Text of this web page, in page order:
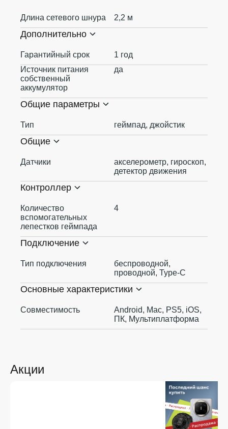
Акции
Длина сетевого шнура 2,2 м
Дополнительно
Гарантийный срок
1 год
Источник питания
собственный
аккумулятор
да
Общие параметры
Тип геймпад, джойстик
Общие
Датчики
акселерометр, гироскоп,
детектор движения
Контроллер
Количество
вспомогательных
лепестков геймпада
4
Подключение
Тип подключения
беспроводной,
проводной, Type-C
Основные характеристики
Совместимость
Android, Mac, PS5, iOS,
ПК, Мультиплатформа